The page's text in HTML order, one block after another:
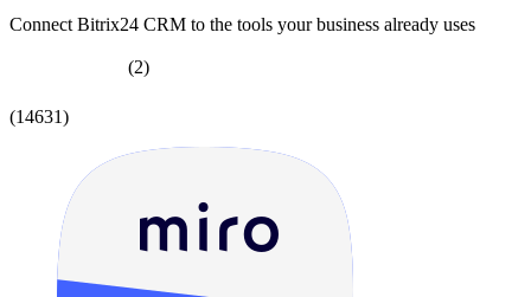
Connect Bitrix24 CRM to the tools your business already uses
(2)
(14631)